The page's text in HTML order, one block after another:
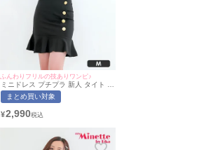
ふんわりフリルの技ありワンピ♪
ミニドレス プチプラ 新人 タイト 長
袖 袖あり ワンピース 韓国ドレス マ
ーメイド レース レース袖 花柄 低身
キャバドレス (ひなたまる着用/Mサ
まとめ買い対象
¥2,990